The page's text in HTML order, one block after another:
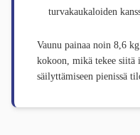
turvakaukaloiden
Vaunu painaa noin 8,6
kokoon, mikä tekee siitä
säilyttämiseen pienissä